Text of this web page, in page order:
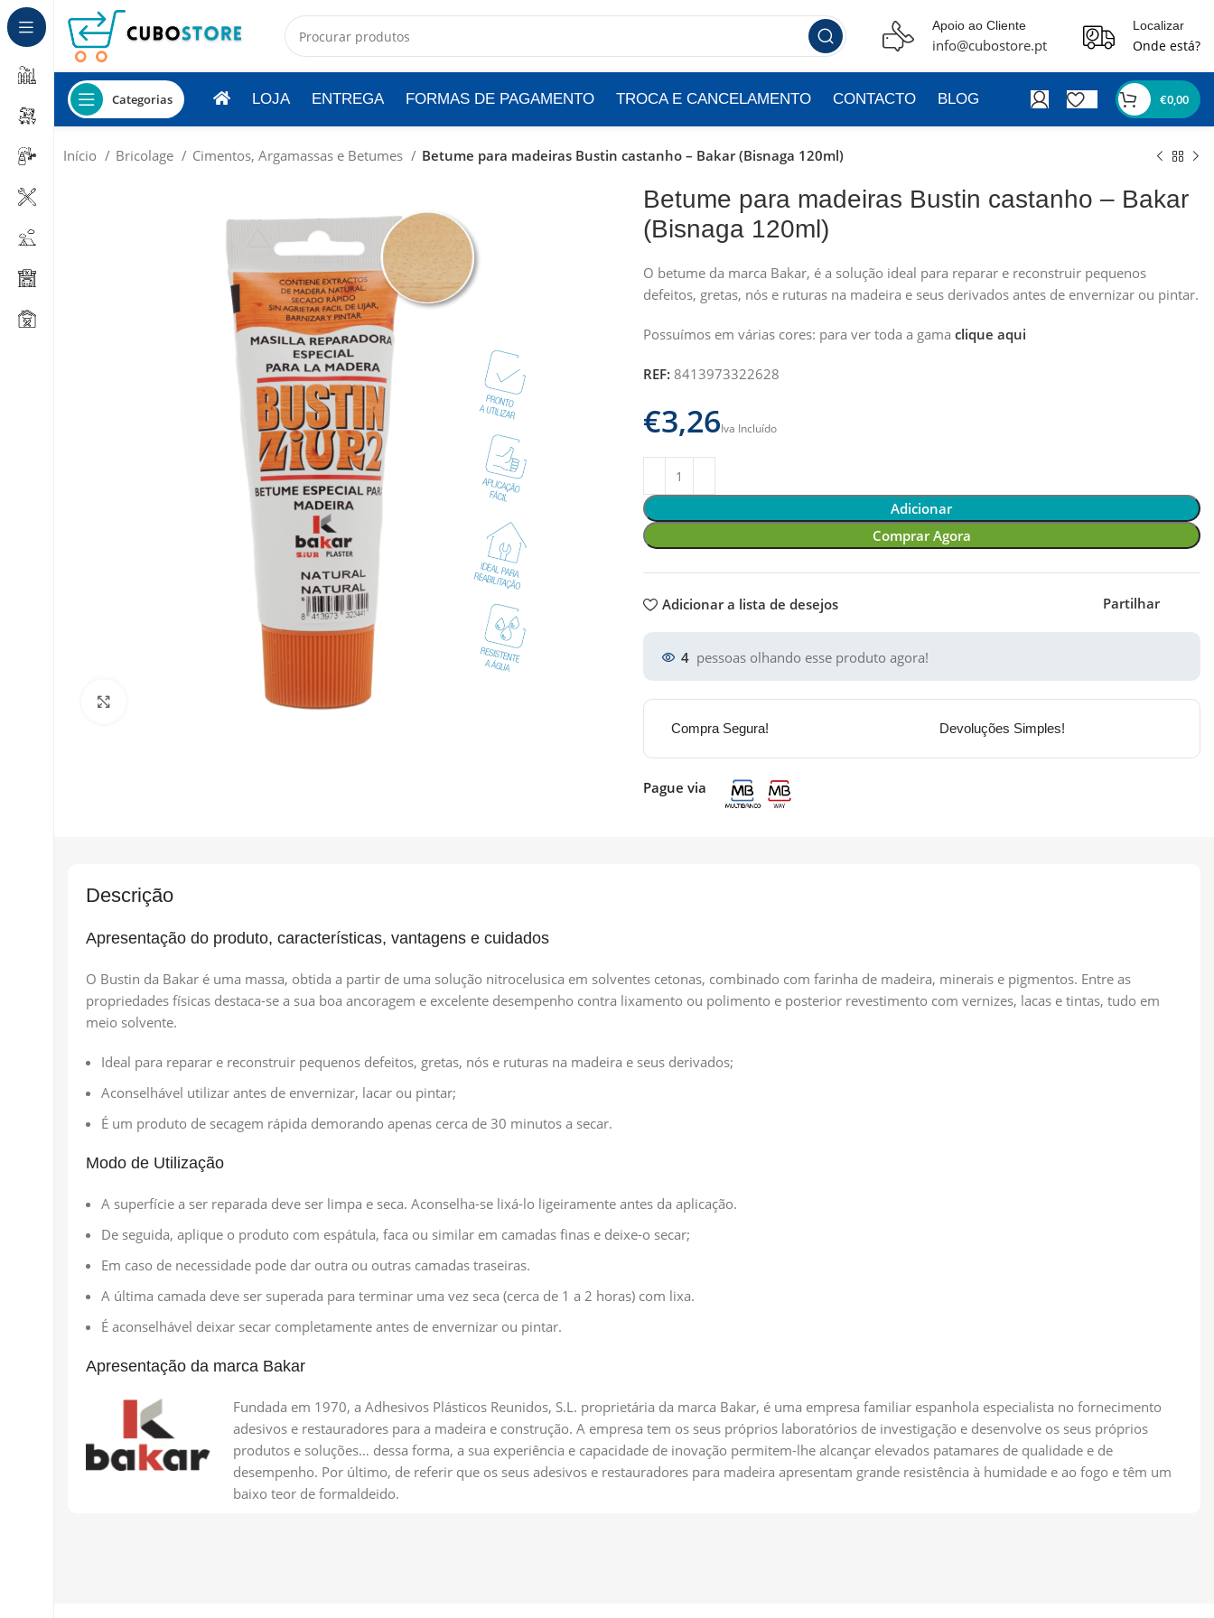
Apoio ao Cliente
info@cubostore.pt
Localizar
Onde está?
Categorias LOJA ENTREGA FORMAS DE PAGAMENTO TROCA E CANCELAMENTO CONTACTO BLOG €0,00
Início Bricolage Cimentos, Argamassas e Betumes Betume para madeiras Bustin castanho – Bakar (Bisnaga 120ml)
Betume para madeiras Bustin castanho – Bakar
(Bisnaga 120ml)
O betume da marca Bakar, é a solução ideal para reparar e reconstruir pequenos
defeitos, gretas, nós e ruturas na madeira e seus derivados antes de envernizar ou pintar.
Possuímos em várias cores: para ver toda a gama clique aqui
REF: 8413973322628
€
Adicionar
Comprar Agora
Adicionar a lista de desejos Partilhar
4 pessoas olhando esse produto agora!
Compra Segura! Devoluções Simples!
Pague via
Descrição
Apresentação do produto, características, vantagens e cuidados
O Bustin da Bakar é uma massa, obtida a partir de uma solução nitrocelusica em solventes cetonas, combinado com farinha de madeira, minerais e pigmentos. Entre as
propriedades físicas destaca-se a sua boa ancoragem e excelente desempenho contra lixamento ou polimento e posterior revestimento com vernizes, lacas e tintas, tudo em
meio solvente.
Ideal para reparar e reconstruir pequenos defeitos, gretas, nós e ruturas na madeira e seus derivados;
Aconselhável utilizar antes de envernizar, lacar ou pintar;
É um produto de secagem rápida demorando apenas cerca de 30 minutos a secar.
Modo de Utilização
A superfície a ser reparada deve ser limpa e seca. Aconselha-se lixá-lo ligeiramente antes da aplicação.
De seguida, aplique o produto com espátula, faca ou similar em camadas finas e deixe-o secar;
Em caso de necessidade pode dar outra ou outras camadas traseiras.
A última camada deve ser superada para terminar uma vez seca (cerca de 1 a 2 horas) com lixa.
É aconselhável deixar secar completamente antes de envernizar ou pintar.
Apresentação da marca Bakar
Fundada em 1970, a Adhesivos Plásticos Reunidos, S.L. proprietária da marca Bakar, é uma empresa familiar espanhola especialista no fornecimento
adesivos e restauradores para a madeira e construção. A empresa tem os seus próprios laboratórios de investigação e desenvolve os seus próprios
produtos e soluções… dessa forma, a sua experiência e capacidade de inovação permitem-lhe alcançar elevados patamares de qualidade e de
desempenho. Por último, de referir que os seus adesivos e restauradores para madeira apresentam grande resistência à humidade e ao fogo e têm um
baixo teor de formaldeido.